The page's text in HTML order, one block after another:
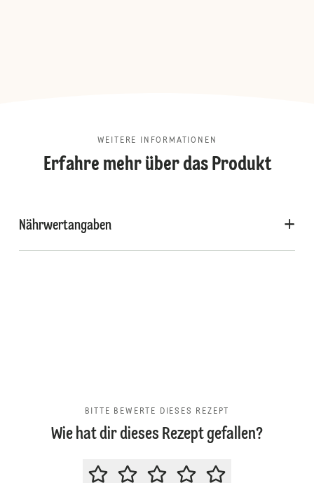
WEITERE INFORMATIONEN
Erfahre mehr über das Produkt
Nährwertangaben
BITTE BEWERTE DIESES REZEPT
Wie hat dir dieses Rezept gefallen?
BITTE BEWERTE DIESES REZEPT